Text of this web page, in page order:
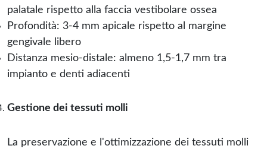
palatale rispetto alla faccia vestibolare ossea
Profondità: 3-4 mm apicale rispetto al margine
gengivale libero
Distanza mesio-distale: almeno 1,5-1,7 mm tra
impianto e denti adiacenti
Gestione dei tessuti molli
La preservazione e l'ottimizzazione dei tessuti molli